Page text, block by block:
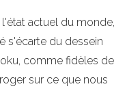
actuel du monde,
s'écarte du dessein
comme fidèles de
sur ce que nous